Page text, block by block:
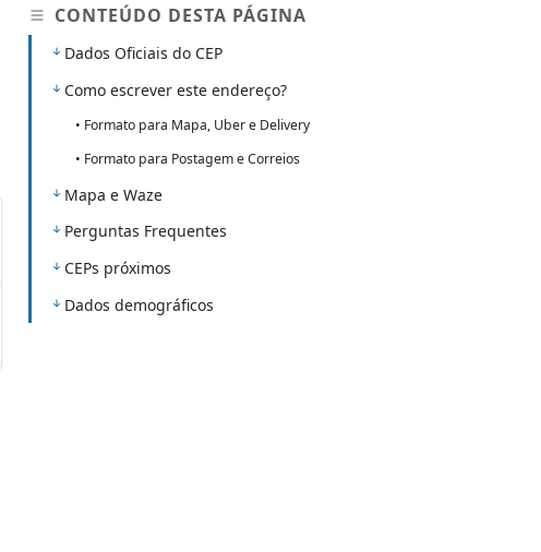
CONTEÚDO DESTA PÁGINA
Dados Oficiais do CEP
Como escrever este endereço?
• Formato para Mapa, Uber e Delivery
• Formato para Postagem e Correios
Mapa e Waze
Perguntas Frequentes
CEPs próximos
Dados demográficos